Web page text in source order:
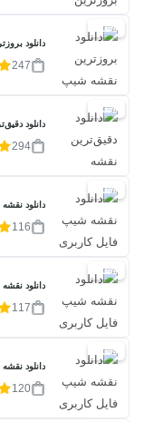
20%
دانلود
247
20%
دانلود
294
20%
دانلود
116
20%
دانلود
117
20%
دانلود
120